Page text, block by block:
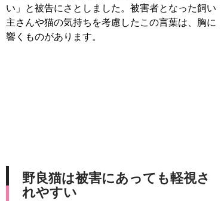
い」と被告にさとしました。被害者となった飼い
主さんや猫の気持ちを考慮したこの言葉は、胸に
響くものがあります。
野良猫は被害にあっても軽視さ
れやすい